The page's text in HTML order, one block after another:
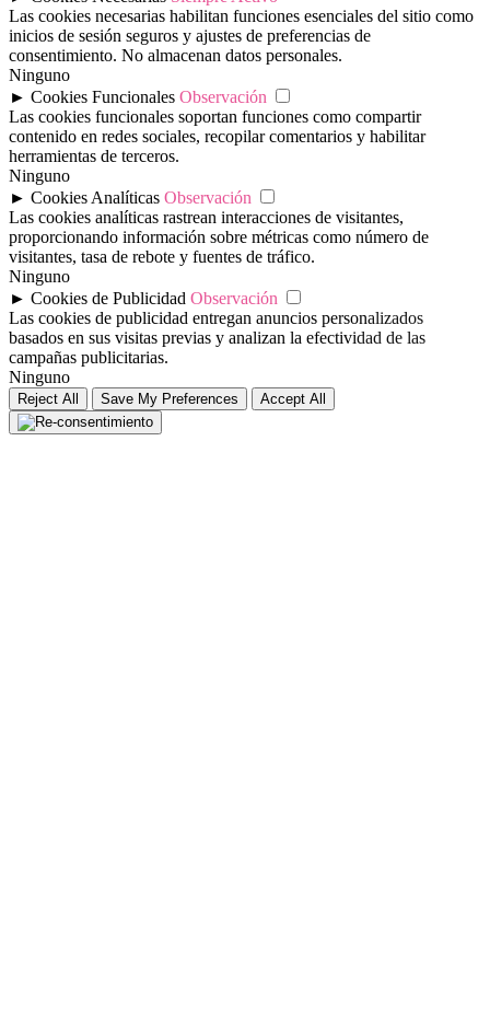
Las cookies necesarias habilitan funciones esenciales del sitio como
inicios de sesión seguros y ajustes de preferencias de
consentimiento. No almacenan datos personales.
Ninguno
► Cookies Funcionales Observación
Las cookies funcionales soportan funciones como compartir
contenido en redes sociales, recopilar comentarios y habilitar
herramientas de terceros.
Ninguno
► Cookies Analíticas Observación
Las cookies analíticas rastrean interacciones de visitantes,
proporcionando información sobre métricas como número de
visitantes, tasa de rebote y fuentes de tráfico.
Ninguno
► Cookies de Publicidad Observación
Las cookies de publicidad entregan anuncios personalizados
basados en sus visitas previas y analizan la efectividad de las
campañas publicitarias.
Ninguno
Reject All Save My Preferences Accept All